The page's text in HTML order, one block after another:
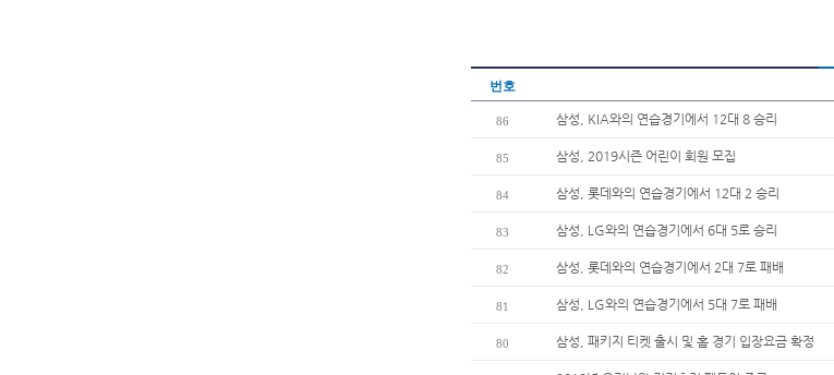
번호
86 삼성, KIA와의 연습경기에서 12대 8 승리
85 삼성, 2019시즌 어린이 회원 모집
84 삼성, 롯데와의 연습경기에서 12대 2 승리
83 삼성, LG와의 연습경기에서 6대 5로 승리
82 삼성, 롯데와의 연습경기에서 2대 7로 패배
81 삼성, LG와의 연습경기에서 5대 7로 패배
80 삼성, 패키지 티켓 출시 및 홈 경기 입장요금 확정